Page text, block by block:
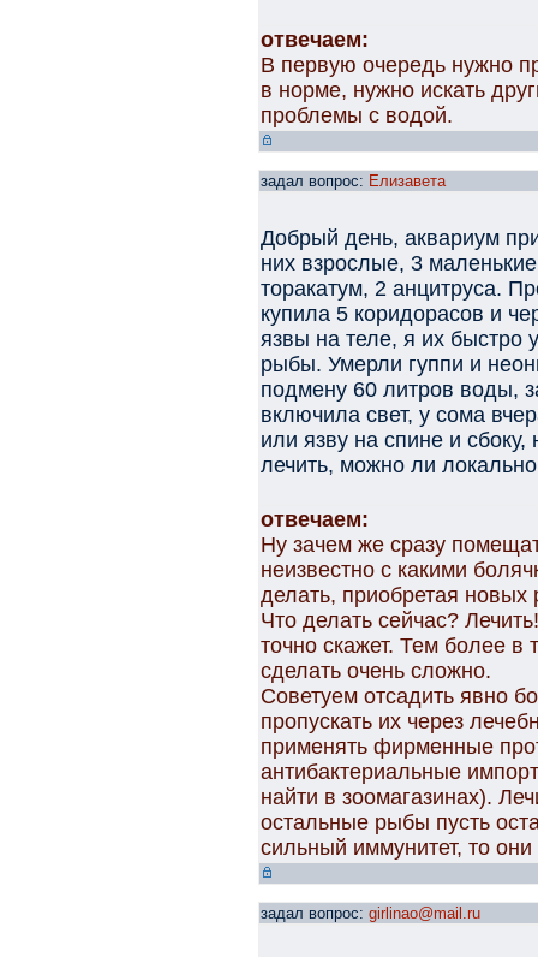
отвечаем:
В первую очередь нужно
в норме, нужно искать
проблемы с водой.
задал вопрос: Елизавета
Добрый день, аквариум
них взрослые, 3
торакатум, 2 анцитруса.
купила 5 коридорасов и
язвы на теле, я их быстро
рыбы. Умерли гуппи и
подмену 60 литров воды,
включила свет, у сома
или язву на спине и
лечить, можно ли
отвечаем:
Ну зачем же сразу
неизвестно с какими
делать, приобретая новых
Что делать сейчас?
точно скажет. Тем более в
сделать очень сложно.
Советуем отсадить явно
пропускать их через
применять фирменные
антибактериальные
найти в зоомагазинах).
остальные рыбы пусть
сильный иммунитет, то
задал вопрос: girlinao@mail.ru